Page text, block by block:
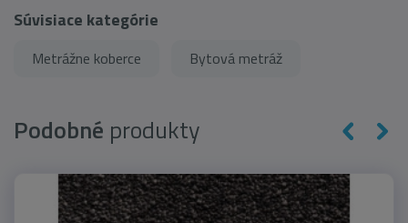
Súvisiace kategórie
Metrážne koberce Bytová metráž
Podobné produkty